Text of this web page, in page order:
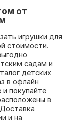
от
игрушки для
стоимости.
садам и
детских
в офлайн
и покупайте
в
и на